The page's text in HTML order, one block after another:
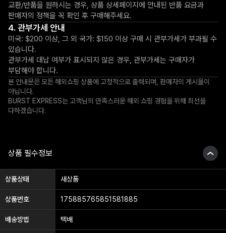
교환/반품을 원하시는 경우, 상품 상세페이지에 안내된 반품 요금과
판매자의 정책을 꼭 확인 후 구매해주세요.
관부가세 안내
미국: $200 이상, 그 외 국가: $150 이상 구매 시 관부가세가 부과될 수
있습니다.
관부가세 대납 여부가 표시되지 않은 경우, 관부가세는 구매자가
부담해야 합니다.
본 안내문은 모든 해외쇼핑 상품에 고정적으로 출력되며, 판매자의 게시물이
아닙니다.
BURST EXPRESS는 고객님의 만족스러운 해외 쇼핑 경험을 위해 최선을
다하겠습니다.
상품 필수정보
상품상태 새상품
상품번호 175885765851581885
배송방법 택배